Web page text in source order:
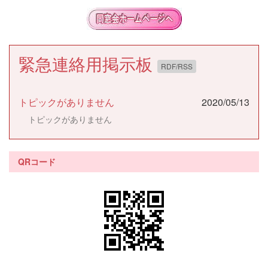
緊急連絡用掲示板 RDF/RSS
トピックがありません 2020/05/13
トピックがありません
QRコード